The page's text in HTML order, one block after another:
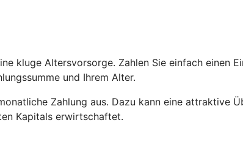
kluge Altersvorsorge. Zahlen Sie einfach
und Ihrem Alter.
Zahlung aus. Dazu kann eine attraktive
Kapitals erwirtschaftet.